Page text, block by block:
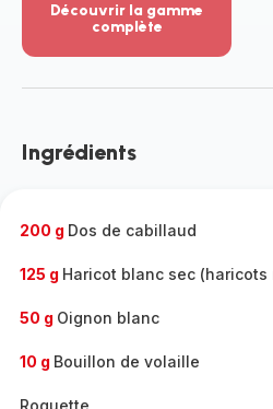
Découvrir la gamme
complète
-
gamme
Ingrédients
200 g Dos de cabillaud
125 g Haricot blanc sec
50 g Oignon blanc
10 g Bouillon de volaille
Roquette